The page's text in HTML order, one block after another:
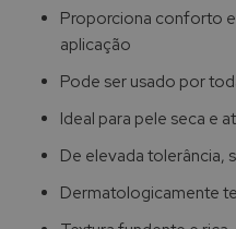
Proporciona conforto
aplicação
Pode ser usado por
Ideal para pele seca e
De elevada tolerância,
Dermatologicamente